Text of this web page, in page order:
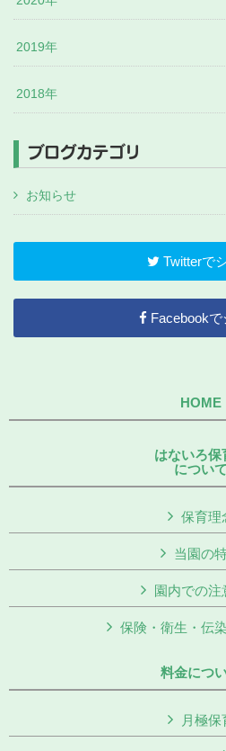
2019年
2018年
ブログカテゴリ
お知らせ
Twitterで
Facebookで
HOME
はないろ保
について
保育理
当園の
園内での注
保険・衛生・伝
料金につ
月極保